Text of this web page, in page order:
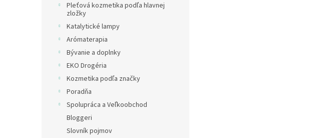
Pleťová kozmetika podľa hlavnej
zložky
Katalytické lampy
Arómaterapia
Bývanie a doplnky
EKO Drogéria
Kozmetika podľa značky
Poradňa
Spolupráca a Veľkoobchod
Bloggeri
Slovník pojmov